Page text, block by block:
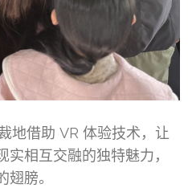
地借助 VR 体验技术，让
相互交融的独特魅力，
膀。